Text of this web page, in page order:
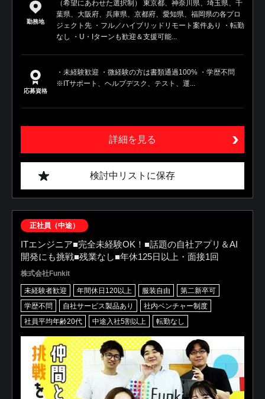
勤務地
（希望にあわせた選択制） 東京都、神奈川県、埼玉県、千
葉県、大阪府、兵庫県、京都府、愛知県、福岡県の各プロ
ジェクト先 ・フル／ハイブリッドリモート案件あり ・転勤
なし ・U・Iターンも歓迎＆支援可能...
応募資格
・未経験歓迎 ・微経験の方は書類通過100% ・学歴不問
※ITサポート、ヘルプデスク、テスト、運...
詳細を見る
検討中リストに保存
正社員（中途）
ITエンジニア■完全未経験OK！■話題の自社アプリ＆AI
開発にも挑戦■残業なし■年休125日以上・面接1回
株式会社Funkit
未経験者歓迎 年間休日120以上 服装自由
第二新卒可
学歴不問
自社サービス製品あり
社内ベンチャー制度
社員平均年齢20代
中途入社5割以上 転勤なし